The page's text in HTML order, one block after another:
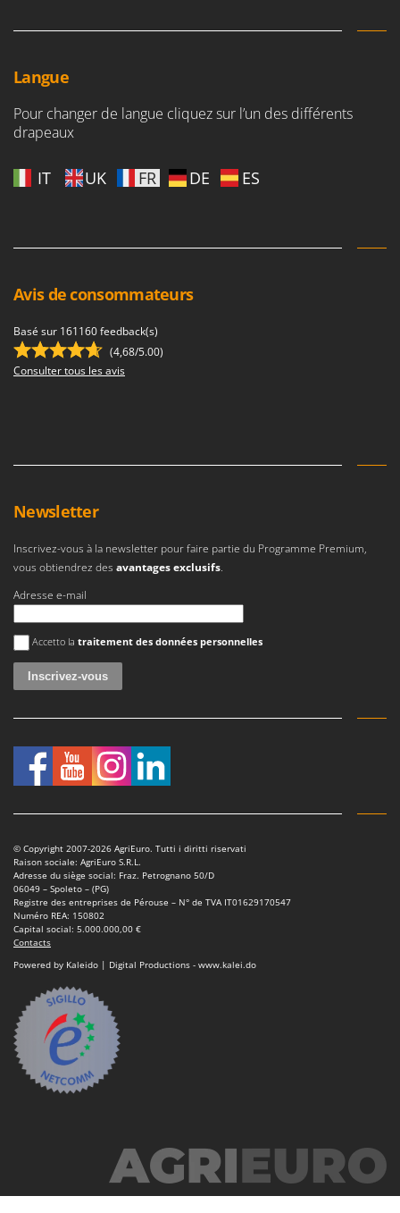
Langue
Pour changer de langue cliquez sur l’un des différents
drapeaux
IT UK FR DE ES
Avis de consommateurs
Basé sur 161160 feedback(s)
(4,68/5.00)
Consulter tous les avis
Newsletter
Inscrivez-vous à la newsletter pour faire partie du Programme Premium,
vous obtiendrez des avantages exclusifs.
Adresse e-mail
Une erreur est survenue
Accetto la traitement des données personnelles
© Copyright 2007-2026 AgriEuro. Tutti i diritti riservati
Raison sociale: AgriEuro S.R.L.
Adresse du siège social: Fraz. Petrognano 50/D
06049 – Spoleto – (PG)
Registre des entreprises de Pérouse – N° de TVA IT01629170547
Numéro REA: 150802
Capital social: 5.000.000,00 €
Contacts
Powered by Kaleido | Digital Productions - www.kalei.do